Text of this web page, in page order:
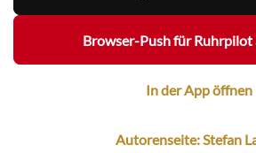
Browser-Push für
In der App öffnen
Autorenseite: Stefan